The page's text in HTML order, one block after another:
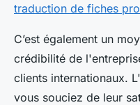
traduction de fiches
C’est également un
crédibilité de
clients internationaux.
vous souciez de leur